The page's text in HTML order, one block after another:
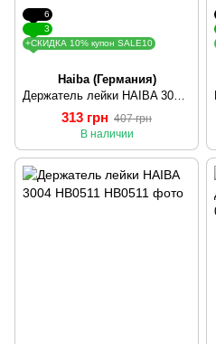
6
3
+СКИДКА 10% купон SALE10
Haiba (Германия)
313 грн 407 грн
В наличии